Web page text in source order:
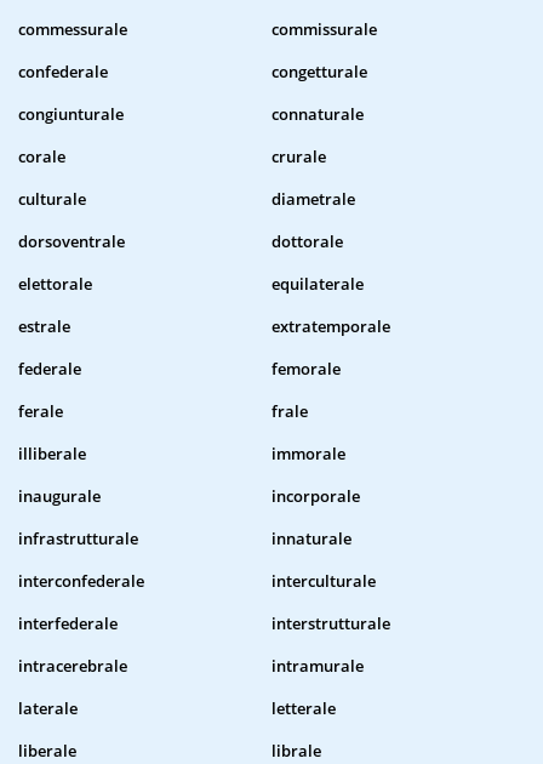
commessurale
commissurale
confederale
congetturale
congiunturale
connaturale
corale
crurale
culturale
diametrale
dorsoventrale
dottorale
elettorale
equilaterale
estrale
extratemporale
federale
femorale
ferale
frale
illiberale
immorale
inaugurale
incorporale
infrastrutturale
innaturale
interconfederale
interculturale
interfederale
interstrutturale
intracerebrale
intramurale
laterale
letterale
liberale
librale